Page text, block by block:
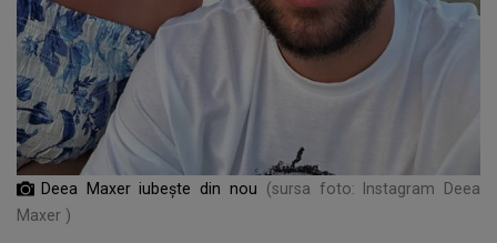
Deea Maxer iubește din nou
(sursa foto: Instagram Deea
Maxer )